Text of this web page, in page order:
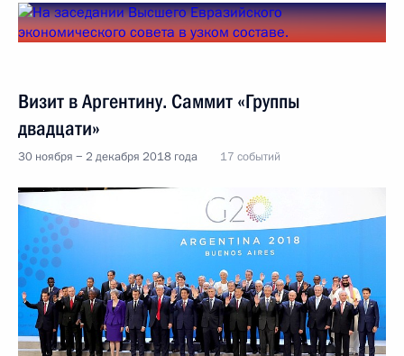
Визит в Аргентину. Саммит «Группы
двадцати»
30 ноября − 2 декабря 2018 года 17 событий